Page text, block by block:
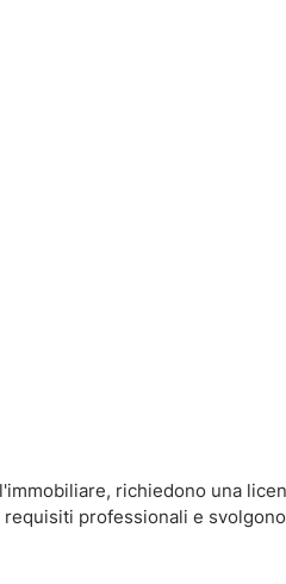
richiedono una
professionali e